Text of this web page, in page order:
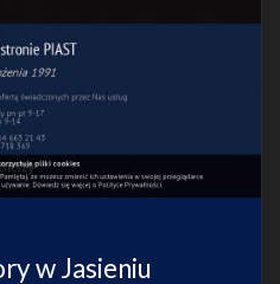
w Jasieniu